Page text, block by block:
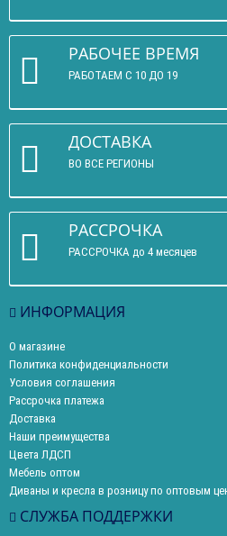
РАБОЧЕЕ ВРЕМЯ
РАБОТАЕМ С 10 ДО 19
ДОСТАВКА
ВО ВСЕ РЕГИОНЫ
РАССРОЧКА
РАССРОЧКА до 4 месяцев
ИНФОРМАЦИЯ
О магазине
Политика конфиденциальности
Условия соглашения
Рассрочка платежа
Доставка
Наши преимущества
Цвета ЛДСП
Мебель оптом
Диваны и кресла в розницу по оптовым
СЛУЖБА ПОДДЕРЖКИ